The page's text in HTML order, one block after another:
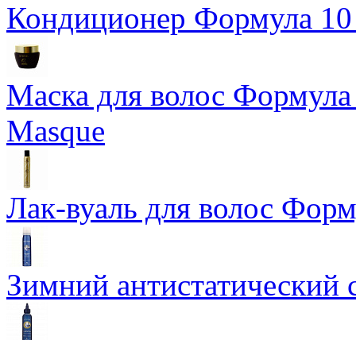
Кондиционер Формула
Маска для волос
Masque
Лак-вуаль для волос
Зимний